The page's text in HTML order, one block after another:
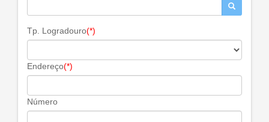
Tp. Logradouro(*)
Endereço(*)
Número